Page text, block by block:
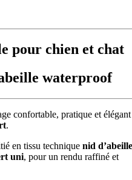
pour chien et chat
waterproof
confortable, pratique et élégant
.
en tissu technique nid d’abeille
uni, pour un rendu raffiné et